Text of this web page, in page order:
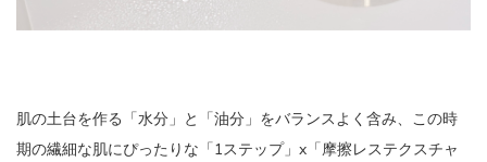
肌の土台を作る「水分」と「油分」をバランスよく含み、この時
期の繊細な肌にぴったりな「1ステップ」x「摩擦レステクスチャ